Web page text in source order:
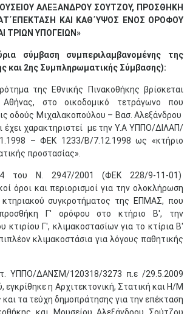
ΑΛΕΞΑΝΔΡΟΥ ΣΟΥΤΖΟΥ, ΠΡΟΣΘΗΚΗ
ΚΑΙ ΚΑΘ΄ΥΨΟΣ ΕΝΟΣ ΟΡΟΦΟΥ
ΤΡΙΩΝ ΥΠΟΓΕΙΩΝ»
σύμβαση συμπεριλαμβανομένης της
και 2ης Συμπληρωματικής Σύμβασης):
της Εθνικής Πινακοθήκης βρίσκεται
στο οικοδομικό τετράγωνο που
οδούς Μιχαλακοπούλου – Βασ. Αλεξάνδρου
έχει χαρακτηριστεί με την Υ.Α ΥΠΠΟ/ΔΙΛΑΠ/
– ΦΕΚ 1233/Β/7.12.1998 ως «κτήριο
προστασίας».
του Ν. 2947/2001 (ΦΕΚ 228/9-11-01)
όροι και περιορισμοί για την ολοκλήρωση
συγκροτήματος της ΕΠΜΑΣ, που
Γ' ορόφου στο κτήριο Β', την
κτιρίου Γ', κλιμακοστασίων για το κτίρια Β'
κλιμακοστάσια για λόγους παθητικής
ΥΠΠΟ/ΔΑΝΣΜ/120318/3273 π.ε /29.5.2009
η Αρχιτεκτονική, Στατική και Η/Μ
τα τεύχη δημοπράτησης για την επέκταση